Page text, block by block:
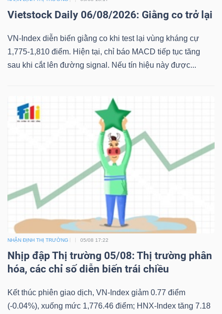
Vietstock Daily 06/08/2026: Giằng co trở lại
VN-Index diễn biến giằng co khi test lại vùng kháng cự
1,775-1,810 điểm. Hiện tại, chỉ báo MACD tiếp tục tăng
sau khi cắt lên đường signal. Nếu tín hiệu này được...
NHẬN ĐỊNH THỊ TRƯỜNG 05/08 17:22
Nhịp đập Thị trường 05/08: Thị trường phân
hóa, các chỉ số diễn biến trái chiều
Kết thúc phiên giao dịch, VN-Index giảm 0.77 điểm
(-0.04%), xuống mức 1,776.46 điểm; HNX-Index tăng 7.18